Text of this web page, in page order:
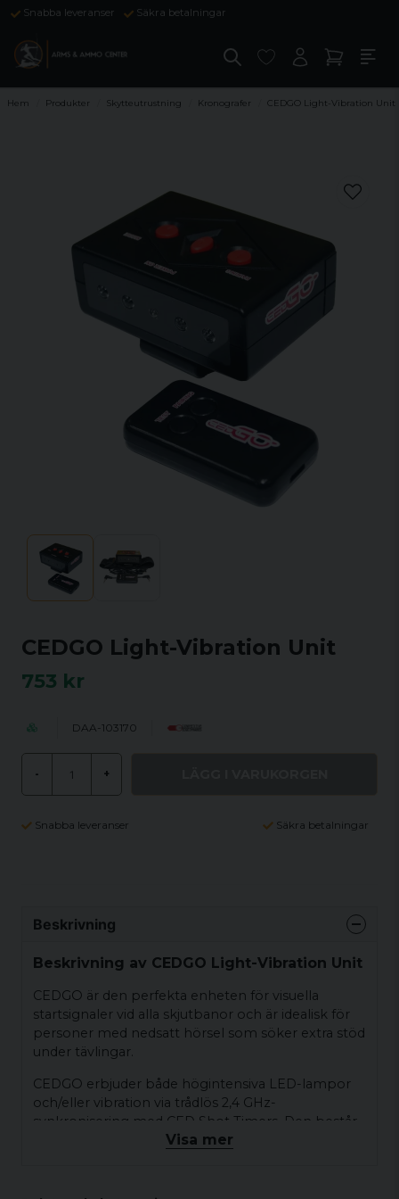
Snabba leveranser Säkra betalningar
Hem Produkter Skytteutrustning Kronografer CEDGO Light-Vibration Unit
CEDGO Light-Vibration Unit
753 kr
DAA-103170
- +
Snabba leveranser Säkra betalningar
Beskrivning
Beskrivning av CEDGO Light-Vibration Unit
CEDGO är den perfekta enheten för visuella
startsignaler vid alla skjutbanor och är idealisk för
personer med nedsatt hörsel som söker extra stöd
under tävlingar.
CEDGO erbjuder både högintensiva LED-lampor
och/eller vibration via trådlös 2,4 GHz-
synkronisering med CED Shot Timers. Den består
av en sändare som ansluts till AUX-porten på alla
Visa mer